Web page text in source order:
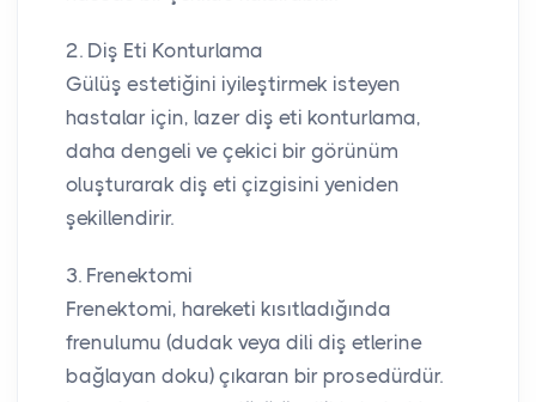
2. Diş Eti Konturlama
Gülüş estetiğini iyileştirmek isteyen
hastalar için, lazer diş eti konturlama,
daha dengeli ve çekici bir görünüm
oluşturarak diş eti çizgisini yeniden
şekillendirir.
3. Frenektomi
Frenektomi, hareketi kısıtladığında
frenulumu (dudak veya dili diş etlerine
bağlayan doku) çıkaran bir prosedürdür.